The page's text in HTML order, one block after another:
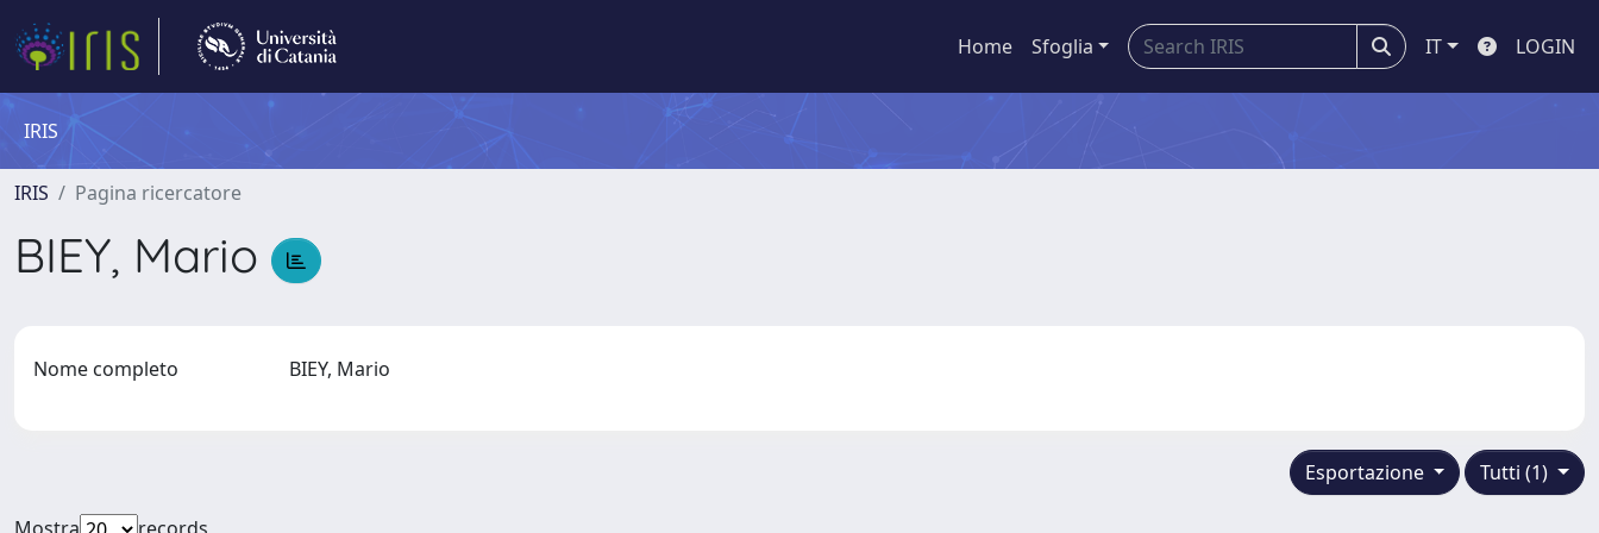
Home Sfoglia IT LOGIN
IRIS
IRIS Pagina ricercatore
BIEY, Mario
Nome completo BIEY, Mario
Tutti (1)
Esportazione